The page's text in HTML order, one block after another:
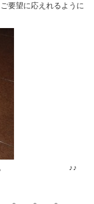
要望に応えれるように
革靴です。 ♪♪